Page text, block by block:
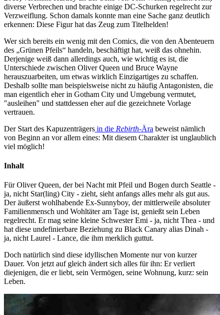
diverse Verbrechen und brachte einige DC-Schurken regelrecht zur
Verzweiflung. Schon damals konnte man eine Sache ganz deutlich
erkennen: Diese Figur hat das Zeug zum Titelhelden!
Wer sich bereits ein wenig mit den Comics, die von den Abenteuern
des „Grünen Pfeils“ handeln, beschäftigt hat, weiß das ohnehin.
Derjenige weiß dann allerdings auch, wie wichtig es ist, die
Unterschiede zwischen Oliver Queen und Bruce Wayne
herauszuarbeiten, um etwas wirklich Einzigartiges zu schaffen.
Deshalb sollte man beispielsweise nicht zu häufig Antagonisten, die
man eigentlich eher in Gotham City und Umgebung vermutet,
"ausleihen" und stattdessen eher auf die gezeichnete Vorlage
vertrauen.
Der Start des Kapuzenträgers in die Rebirth-Ära beweist nämlich
von Beginn an vor allem eines: Mit diesem Charakter ist unglaublich
viel möglich!
Inhalt
Für Oliver Queen, der bei Nacht mit Pfeil und Bogen durch Seattle -
ja, nicht Star(ling) City - zieht, sieht anfangs alles mehr als gut aus.
Der äußerst wohlhabende Ex-Sunnyboy, der mittlerweile absoluter
Familienmensch und Wohltäter am Tage ist, genießt sein Leben
regelrecht. Er mag seine kleine Schwester Emi - ja, nicht Thea - und
hat diese undefinierbare Beziehung zu Black Canary alias Dinah -
ja, nicht Laurel - Lance, die ihm merklich guttut.
Doch natürlich sind diese idyllischen Momente nur von kurzer
Dauer. Von jetzt auf gleich ändert sich alles für ihn: Er verliert
diejenigen, die er liebt, sein Vermögen, seine Wohnung, kurz: sein
Leben.